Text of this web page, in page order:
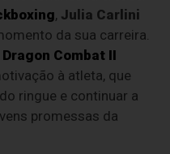
, Julia Carlini
da sua carreira.
Dragon Combat II
à atleta, que
ringue e continuar a
promessas da